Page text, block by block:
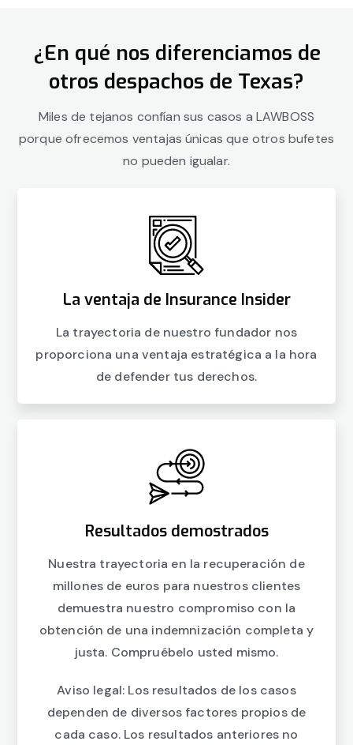
¿En qué nos diferenciamos de
otros despachos de Texas?
Miles de tejanos confían sus casos a LAWBOSS
porque ofrecemos ventajas únicas que otros bufetes
no pueden igualar.
La ventaja de Insurance Insider
La trayectoria de nuestro fundador nos
proporciona una ventaja estratégica a la hora
de defender tus derechos.
Resultados demostrados
Nuestra trayectoria en la recuperación de
millones de euros para nuestros clientes
demuestra nuestro compromiso con la
obtención de una indemnización completa y
justa. Compruébelo usted mismo.
Aviso legal: Los resultados de los casos
dependen de diversos factores propios de
cada caso. Los resultados anteriores no